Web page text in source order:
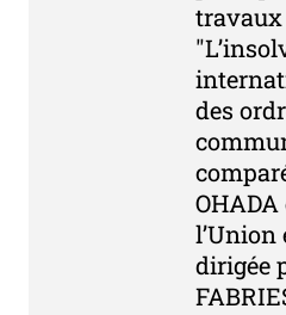
des
l’Union
dirigée